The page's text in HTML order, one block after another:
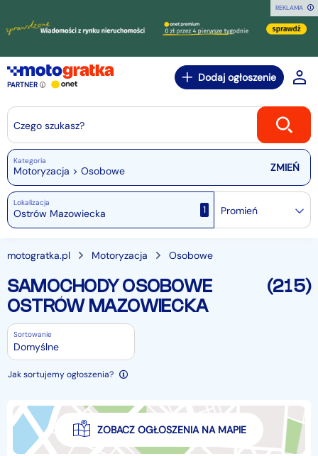
REKLAMA
PARTNER
Dodaj ogłoszenie
Czego szukasz?
Kategoria
Motoryzacja > Osobowe
Lokalizacja
1 Promień
motogratka.pl Motoryzacja Osobowe
SAMOCHODY OSOBOWE
OSTRÓW MAZOWIECKA
(215)
Sortowanie
Domyślne
Jak sortujemy ogłoszenia?
ZOBACZ OGŁOSZENIA NA MAPIE